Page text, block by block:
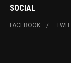
SOCIAL
FACEBOOK